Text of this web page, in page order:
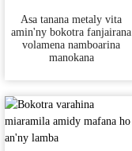
Asa tanana metaly vita
amin'ny bokotra fanjairana
volamena namboarina
manokana